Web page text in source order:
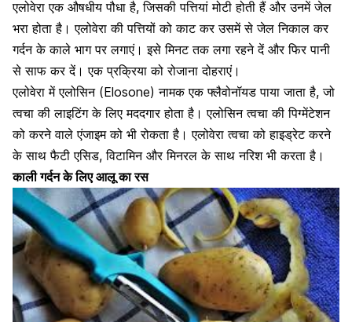
एलोवेरा एक औषधीय पौधा है, जिसकी पत्तियां मोटी होती हैं और उनमें जेल
भरा होता है। एलोवेरा की पत्तियों को काट कर उसमें से जेल निकाल कर
गर्दन के काले भाग पर लगाएं। इसे मिनट तक लगा रहने दें और फिर पानी
से साफ कर दें। एक प्रक्रिया को रोजाना दोहराएं।
एलोवेरा में एलोसिन (Elosone) नामक एक फ्लैवोनॉयड पाया जाता है, जो
त्वचा की लाइटिंग के लिए मददगार होता है। एलोसिन त्वचा की पिग्मेंटेशन
को करने वाले एंजाइम को भी रोकता है। एलोवेरा त्वचा को हाइड्रेट करने
के साथ फैटी एसिड, विटामिन और मिनरल के साथ नरिश भी करता है।
काली गर्दन के लिए आलू का रस